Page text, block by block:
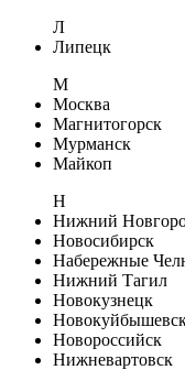
Л
Липецк
М
Москва
Магнитогорск
Мурманск
Майкоп
Н
Нижний
Новосибирск
Набережные
Нижний Тагил
Новокузнецк
Новороссийск
Нижневартовск